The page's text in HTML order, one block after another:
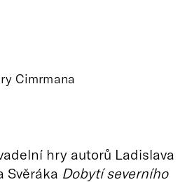
Cimrmana
hry autorů Ladislava
Svěráka Dobytí severního